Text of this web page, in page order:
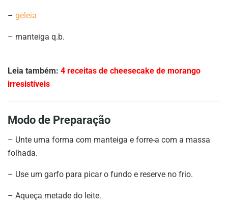
– geleia
– manteiga q.b.
Leia também: 4 receitas de cheesecake de morango
irresistíveis
Modo de Preparação
– Unte uma forma com manteiga e forre-a com a massa
folhada.
– Use um garfo para picar o fundo e reserve no frio.
– Aqueça metade do leite.